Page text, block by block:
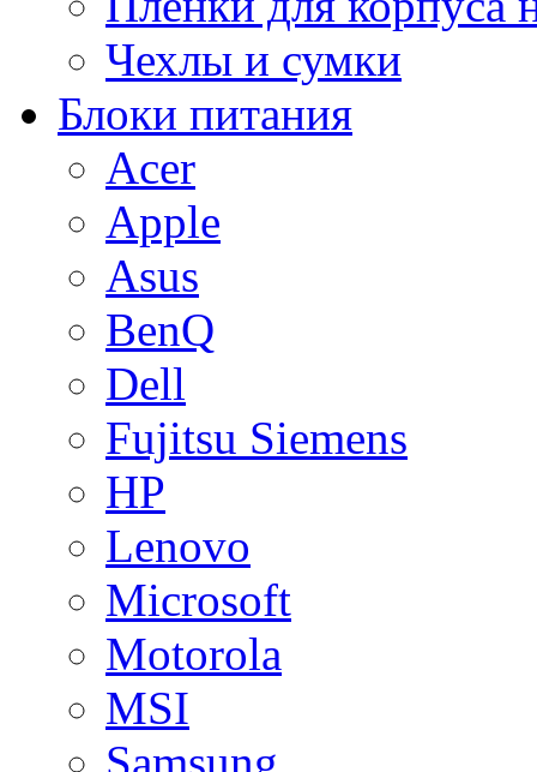
Чехлы и сумки
Блоки питания
Acer
Apple
Asus
BenQ
Dell
Fujitsu Siemens
HP
Lenovo
Microsoft
Motorola
MSI
Samsung